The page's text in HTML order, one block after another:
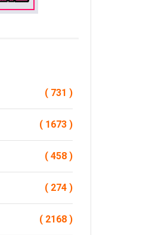
( 731 )
( 1673 )
( 458 )
( 274 )
( 2168 )